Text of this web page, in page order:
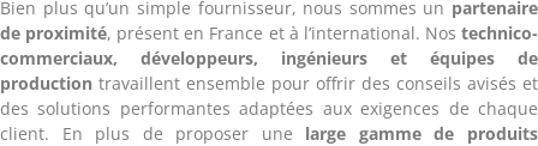
Bien plus qu’un simple fournisseur, nous sommes un partenaire
de proximité, présent en France et à l’international. Nostechnico-
commerciaux, développeurs, ingénieurs et équipes de
production travaillent ensemble pour offrir des conseils avisés et
des solutions performantes adaptées aux exigences de chaque
client. En plus de proposer une large gamme de produits